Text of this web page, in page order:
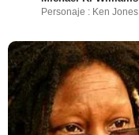
Personaje : Ken Jones